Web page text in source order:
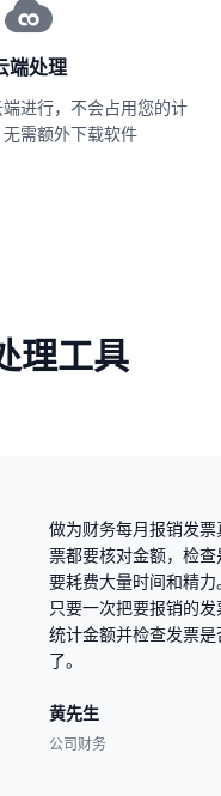
端处理
进行，不会占用您的计
需额外下载软件
理工具
做为财务每月报销发
票都要核对金额，检
要耗费大量时间和精
只要一次把要报销的
统计金额并检查发票
了。
黄先生
公司财务